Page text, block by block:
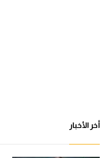
أخر الأخبار